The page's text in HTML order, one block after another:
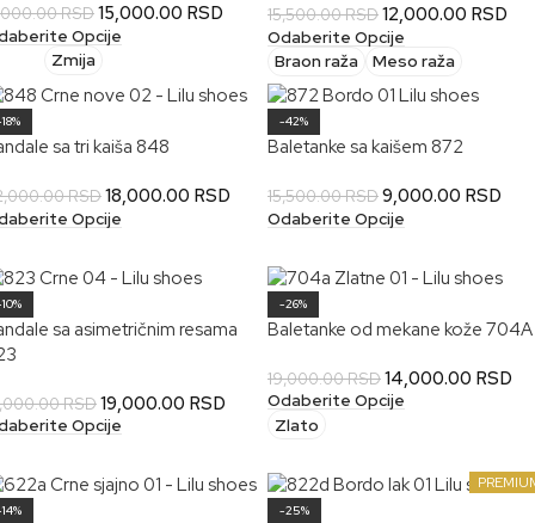
RSD15,000.00 RSD
Opcije
Zmija
15,500.00RSD12,000.00 RSD
Odaberite Opcije
Braon raža
Meso raža
sa tri kaiša 848
RSD18,000.00 RSD
Opcije
-42%
Baletanke sa kaišem 872
15,500.00RSD9,000.00 RSD
Odaberite Opcije
sa asimetričnim resama
RSD19,000.00 RSD
Opcije
-26%
Baletanke od mekane kože 704A
19,000.00RSD14,000.00 RSD
Odaberite Opcije
Zlato
-25%